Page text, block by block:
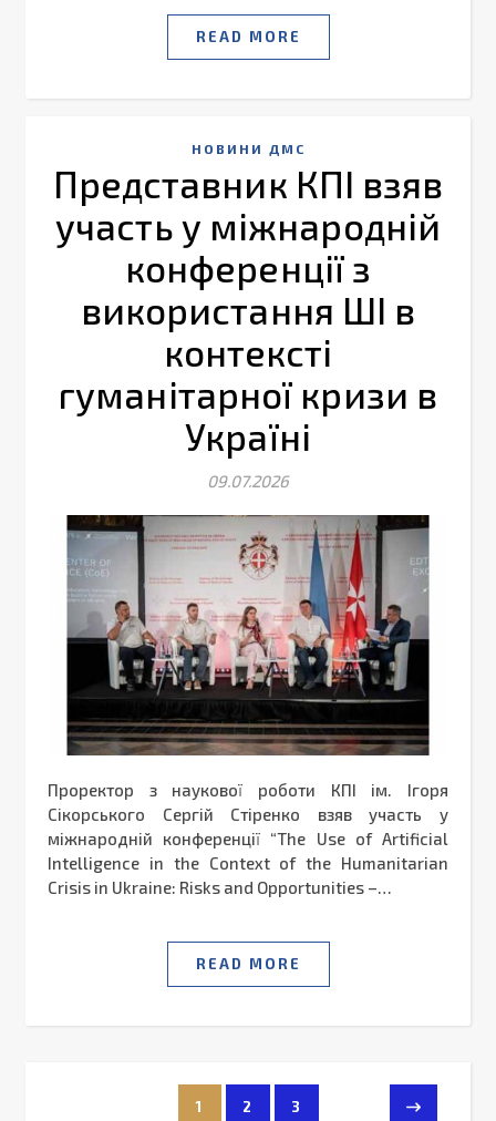
READ MORE
НОВИНИ ДМС
Представник КПІ взяв
участь у міжнародній
конференції з
використання ШІ в
контексті
гуманітарної кризи в
Україні
09.07.2026
Проректор з наукової роботи КПІ ім. Ігоря
Сікорського Сергій Стіренко взяв участь у
міжнародній конференції “The Use of Artificial
Intelligence in the Context of the Humanitarian
Crisis in Ukraine: Risks and Opportunities –…
READ MORE
1 2 3